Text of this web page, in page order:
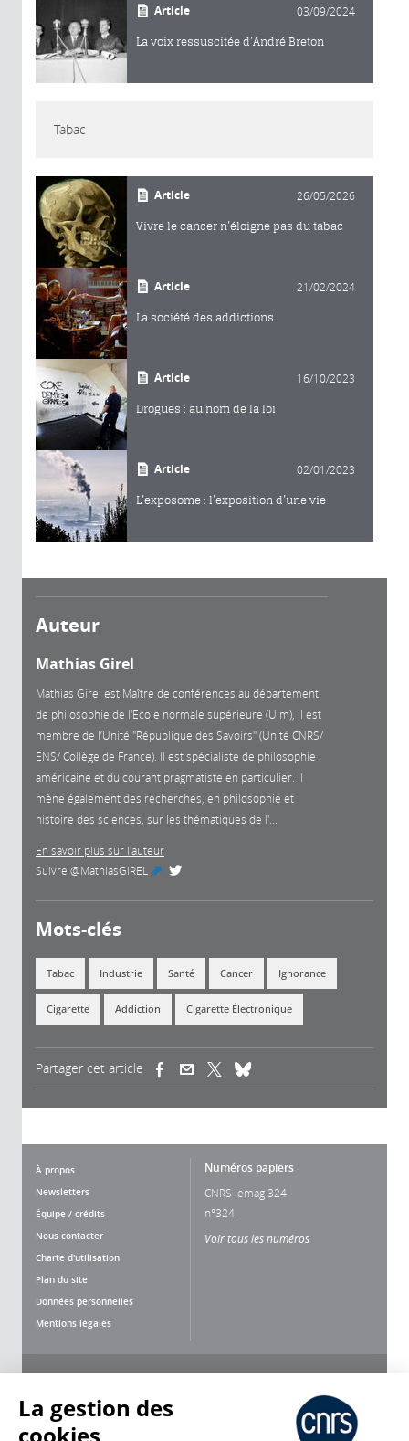
Article 03/09/2024
La voix ressuscitée d’André Breton
Tabac
Article 26/05/2026
Vivre le cancer n’éloigne pas du tabac
Article 21/02/2024
La société des addictions
Article 16/10/2023
Drogues : au nom de la loi
Article 02/01/2023
L’exposome : l’exposition d’une vie
Auteur
Mathias Girel
Mathias Girel est Maître de conférences au département
de philosophie de l'Ecole normale supérieure (Ulm), il est
membre de l’Unité "République des Savoirs" (Unité CNRS/
ENS/ Collège de France). Il est spécialiste de philosophie
américaine et du courant pragmatiste en particulier. Il
mène également des recherches, en philosophie et
histoire des sciences, sur les thématiques de l'...
En savoir plus sur l'auteur
Suivre @MathiasGIREL (link is external)
Mots-clés
Tabac Industrie Santé Cancer Ignorance
Cigarette Addiction Cigarette Électronique
Partager cet article (link is external)(link is external)
À propos
Newsletters
Équipe / crédits
Nous contacter
Charte d'utilisation
Plan du site
Données personnelles
Mentions légales
Numéros papiers
CNRS lemag 324
n°324
Voir tous les numéros
La gestion des